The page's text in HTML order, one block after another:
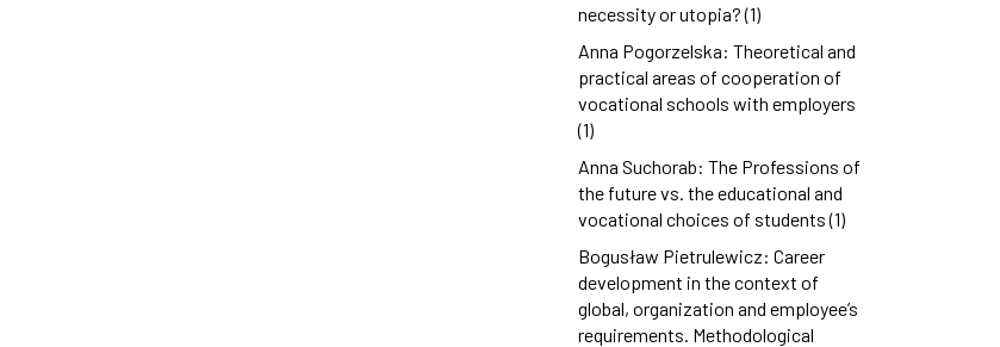
necessity or utopia? (1)
Anna Pogorzelska: Theoretical and
practical areas of cooperation of
vocational schools with employers
(1)
Anna Suchorab: The Professions of
the future vs. the educational and
vocational choices of students (1)
Bogusław Pietrulewicz: Career
development in the context of
global, organization and employee’s
requirements. Methodological